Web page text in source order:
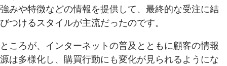
強みや特徴などの情報を提供して、最終的な受注に結
びつけるスタイルが主流だったのです。
ところが、インターネットの普及とともに顧客の情報
源は多様化し、購買行動にも変化が見られるようにな